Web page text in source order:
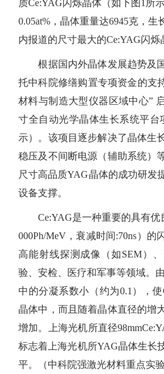
质Ce:YAG闪烁晶体（如下图 1 所
0.05at% ，晶体重量达6945克，生
内报道的尺寸最大的Ce:YAG闪烁
根据国内外晶体发展趋势及
托中科院修缮购置专项资金的支
材料与制造大型仪器区域中心”
寸全自动光学晶体生长系统平台
示）。该项目逐步解决了晶体生
稳压及不间断电源（辅助系统）
尺寸高品质YAG晶体的成功研发
设备支撑。
Ce:YAG是一种重要的具有
000Ph/MeV ，衰减时间:70ns）的
高能射线探测成像（如SEM）
验、安检、医疗和军事等领域。
中的分凝系数小（约为0.1 ），使
晶体中，而且随着晶体直径的增
增加。上海光机所直径
标志着上海光机所YAG晶体生长
平。（中科院强激光材料重点实验